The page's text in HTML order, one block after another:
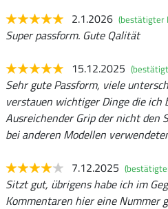
2.1.2026 (bestätigter
Super passform. Gute Qalität
15.12.2025
Sehr gute Passform, viele
verstauen wichtiger Dinge die ich
Ausreichender Grip der nicht den
bei anderen Modellen
7.12.2025
Sitzt gut, übrigens habe ich im
Kommentaren hier eine Nummer